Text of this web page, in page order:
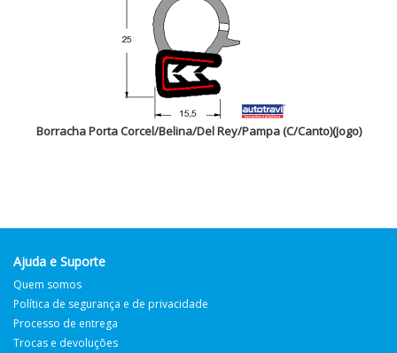
Borracha Porta Corcel/Belina/Del Rey/Pampa (C/Canto)(Jogo)
Ajuda e Suporte
Quem somos
Política de segurança e de privacidade
Processo de entrega
Trocas e devoluções